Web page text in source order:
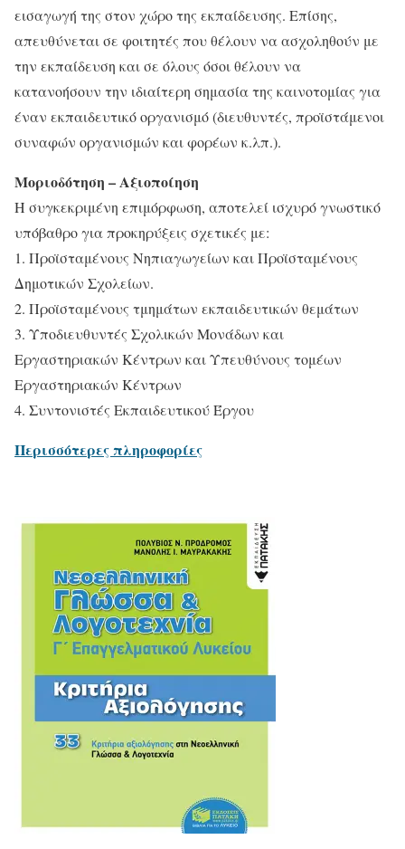
εισαγωγή της στον χώρο της εκπαίδευσης. Επίσης,
απευθύνεται σε φοιτητές που θέλουν να ασχοληθούν με
την εκπαίδευση και σε όλους όσοι θέλουν να
κατανοήσουν την ιδιαίτερη σημασία της καινοτομίας για
έναν εκπαιδευτικό οργανισμό (διευθυντές, προϊστάμενοι
συναφών οργανισμών και φορέων κ.λπ.).
Μοριοδότηση – Αξιοποίηση
Η συγκεκριμένη επιμόρφωση, αποτελεί ισχυρό γνωστικό
υπόβαθρο για προκηρύξεις σχετικές με:
1. Προϊσταμένους Νηπιαγωγείων και Προϊσταμένους
Δημοτικών Σχολείων.
2. Προϊσταμένους τμημάτων εκπαιδευτικών θεμάτων
3. Υποδιευθυντές Σχολικών Μονάδων και
Εργαστηριακών Κέντρων και Υπευθύνους τομέων
Εργαστηριακών Κέντρων
4. Συντονιστές Εκπαιδευτικού Έργου
Περισσότερες πληροφορίες